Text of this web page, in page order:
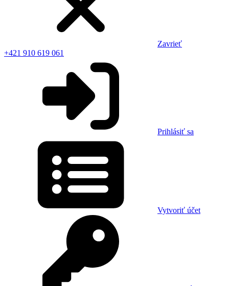
Zavrieť
+421 910 619 061
Prihlásiť sa
Vytvoriť účet